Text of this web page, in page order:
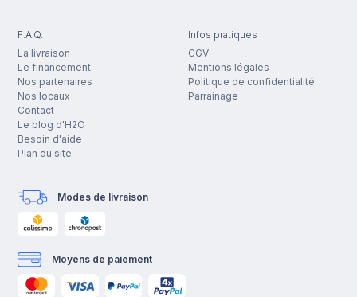
F.A.Q.
La livraison
Le financement
Nos partenaires
Nos locaux
Contact
Le blog d'H2O
Besoin d'aide
Plan du site
Infos pratiques
CGV
Mentions légales
Politique de confidentialité
Parrainage
Modes de livraison
Moyens de paiement